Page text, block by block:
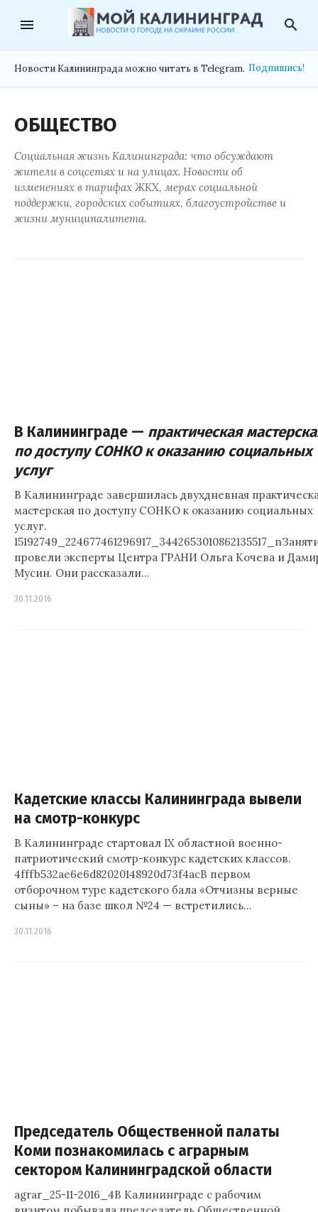
menu search
Новости Калининграда можно читать в Telegram. Подпишись!
ОБЩЕСТВО
Социальная жизнь Калининграда: что обсуждают
жители в соцсетях и на улицах. Новости об
изменениях в тарифах ЖКХ, мерах социальной
поддержки, городских событиях, благоустройстве и
жизни муниципалитета.
В Калининграде — практическая
по доступу СОНКО к оказанию социальных
услуг
В Калининграде завершилась двухдневная
мастерская по доступу СОНКО к оказанию социальных
услуг.
провели эксперты Центра ГРАНИ Ольга Кочева и
Мусин. Они рассказали…
30.11.2016
Кадетские классы Калининграда вывели
на смотр-конкурс
В Калининграде стартовал IX областной военно-
патриотический смотр-конкурс кадетских классов.
4fffb532ae6e6d82020148920d73f4acВ первом
отборочном туре кадетского бала «Отчизны верные
сыны» – на базе школ №24 — встретились…
30.11.2016
Председатель Общественной палаты
Коми познакомилась с аграрным
сектором Калининградской области
agrar_25-11-2016_4В Калининграде с рабочим